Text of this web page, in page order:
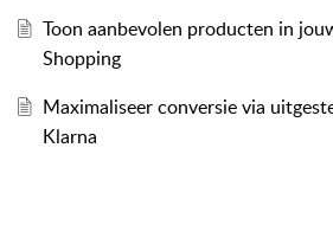
Toon aanbevolen producten in
Shopping
Maximaliseer conversie via
Klarna